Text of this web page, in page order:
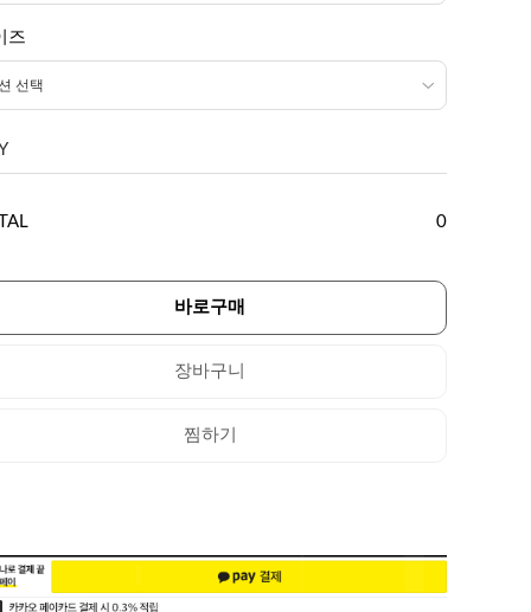
즈
0
바로구매
장바구니
찜하기